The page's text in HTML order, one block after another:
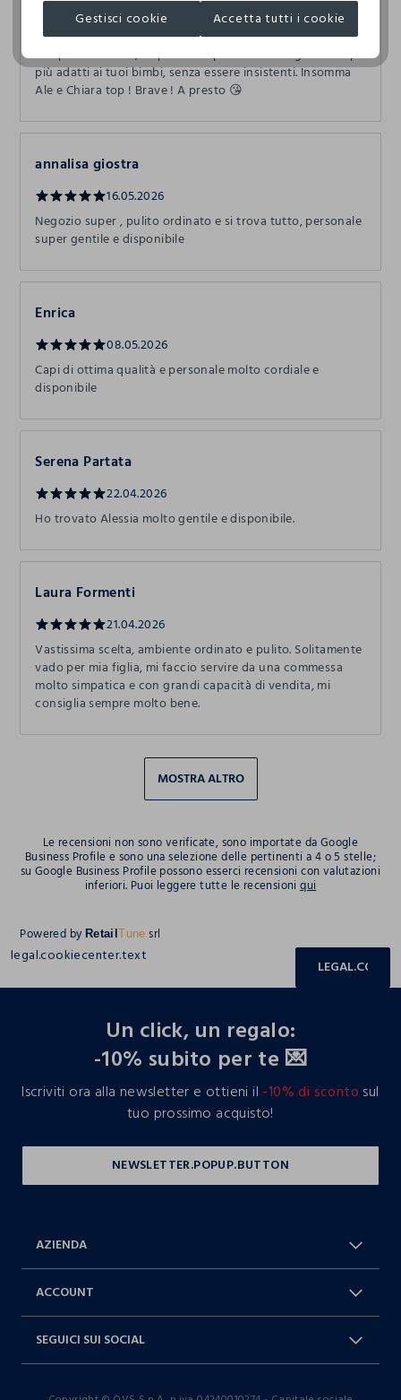
Alessia e Chiara sono due commesse rare, ce ne sono
pochissime come loro perché lo fanno con passione;
sempre sorridenti, disponibili e pronte a consigliarti i capi
più adatti ai tuoi bimbi, senza essere insistenti. Insomma
Ale e Chiara top ! Brave ! A presto 😘
annalisa giostra
16.05.2026
Negozio super , pulito ordinato e si trova tutto, personale
super gentile e disponibile
Enrica
08.05.2026
Capi di ottima qualità e personale molto cordiale e
disponibile
Serena Partata
22.04.2026
Ho trovato Alessia molto gentile e disponibile.
Laura Formenti
21.04.2026
Vastissima scelta, ambiente ordinato e pulito. Solitamente
vado per mia figlia, mi faccio servire da una commessa
molto simpatica e con grandi capacità di vendita, mi
consiglia sempre molto bene.
Le recensioni non sono verificate, sono importate da Google
Business Profile e sono una selezione delle pertinenti a 4 o 5 stelle;
su Google Business Profile possono esserci recensioni con valutazioni
inferiori. Puoi leggere tutte le recensioniqui
MOSTRA ALTRO
Powered by RetailTune srl
legal.cookiecenter.text
Un click, un regalo:
-10% subito per te 💌
Iscriviti ora alla newsletter e ottieni il -10% di sconto sul
tuo prossimo acquisto!
AZIENDA
Dichiarazione accessibilità
ACCOUNT
SEGUICI SUI SOCIAL
Gestisci cookie Accetta tutti i cookie